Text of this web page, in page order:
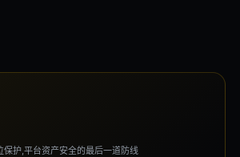
保护,平台资产安全的最后一道防线